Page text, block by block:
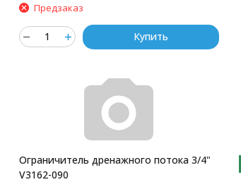
Предзаказ
Купить
Ограничитель дренажного потока 3/4"
V3162-090